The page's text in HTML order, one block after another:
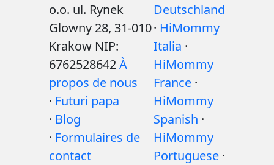
o.o. ul. Rynek
Glowny 28, 31-010
Krakow NIP:
6762528642À
propos de nous
· Futuri papa
· Blog
· Formulaires de
contact
Deutschland
· HiMommy
Italia ·
HiMommy
France ·
HiMommy
Spanish ·
HiMommy
Portuguese ·